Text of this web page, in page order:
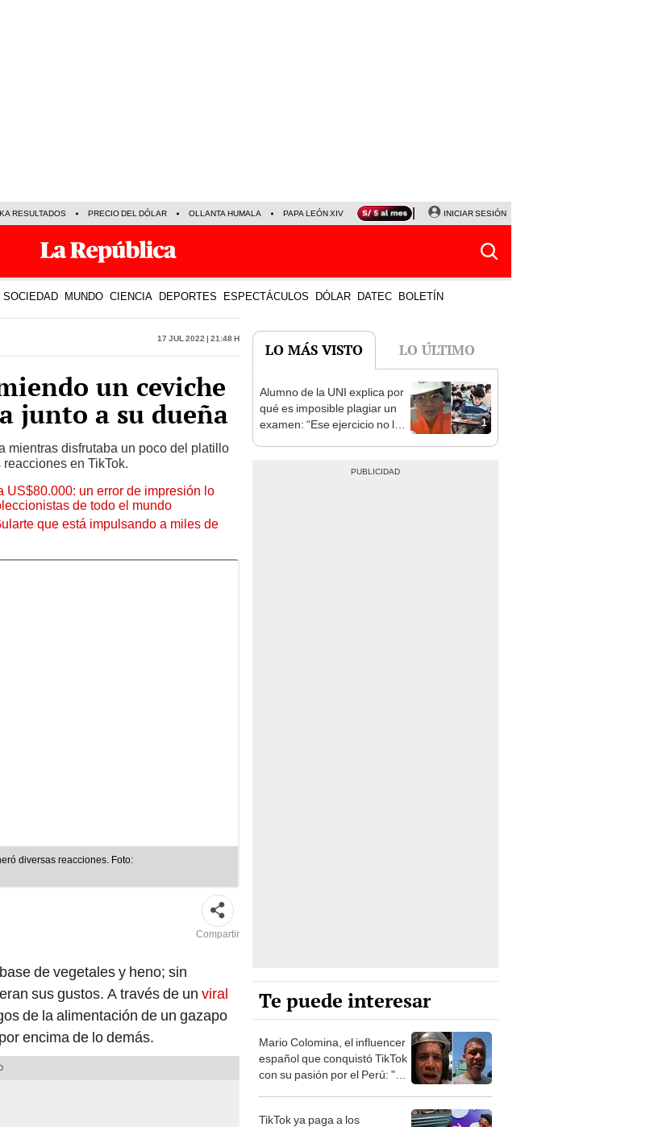
RESULTADOS PRECIO DEL DÓLAR OLLANTA HUMALA PAPA LEÓN XIV NALDY SALDAÑA LA BELLA LUZ
INICIAR SESIÓN
SOCIEDAD MUNDO CIENCIA DEPORTES ESPECTÁCULOS DÓLAR DATEC BOLETÍN
17 Jul 2022 | 21:48 h
un ceviche
junto a su dueña
mientras disfrutaba un poco del platillo
en TikTok.
US$80.000: un error de impresión lo
de todo el mundo
que está impulsando a miles de
diversas reacciones. Foto:
Compartir
de vegetales y heno; sin
sus gustos. A través de un viral
de la alimentación de un gazapo
encima de lo demás.
LO MÁS VISTO LO ÚLTIMO
1
Alumno de la UNI explica por
qué es imposible plagiar un
examen: “Ese ejercicio no lo
Te puede interesar
Mario Colomina, el influencer
español que conquistó TikTok
con su pasión por el Perú: "Mi
TikTok ya paga a los